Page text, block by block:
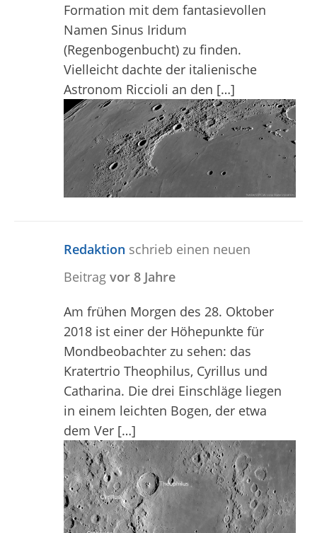
Formation mit dem fantasievollen
Namen Sinus Iridum
(Regenbogenbucht) zu finden.
Vielleicht dachte der italienische
Astronom Riccioli an den […]
Redaktion schrieb einen neuen
Beitrag vor 8 Jahre
Am frühen Morgen des 28. Oktober
2018 ist einer der Höhepunkte für
Mondbeobachter zu sehen: das
Kratertrio Theophilus, Cyrillus und
Catharina. Die drei Einschläge liegen
in einem leichten Bogen, der etwa
dem Ver […]